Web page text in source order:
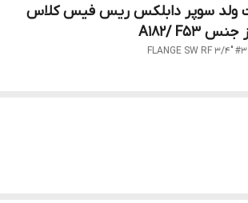
/3 ساکت ولد سوپر دابلکس ریس فیس کلاس
FLANGE SW RF 3/4"